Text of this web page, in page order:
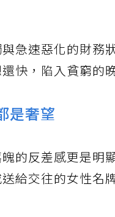
急速惡化的財務
快，陷入貧窮的
是奢望
的反差感更是明
給交往的女性名